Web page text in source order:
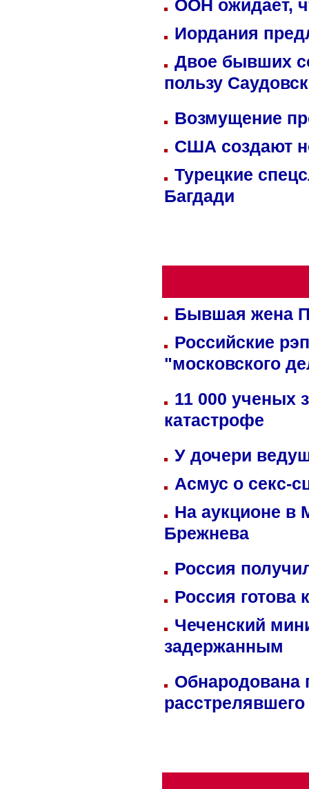
ООН ожидает,
Иордания
Двое бывших
пользу
Возмущение
США создают
Турецкие
Багдади
Бывшая жена
Российские
"московского
11 000 ученых
катастрофе
У дочери
Асмус о секс-
На аукционе в
Брежнева
Россия
Россия готова
Чеченский
задержанным
Обнародована